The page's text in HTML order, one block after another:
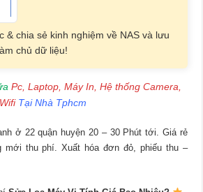
& chia sẻ kinh nghiệm về NAS và lưu
chủ dữ liệu!
Pc, Laptop, Máy In, Hệ thống Camera,
Tại Nhà Tphcm
ở 22 quận huyện 20 – 30 Phút tới. Giá rẻ
mới thu phí. Xuất hóa đơn đỏ, phiếu thu –